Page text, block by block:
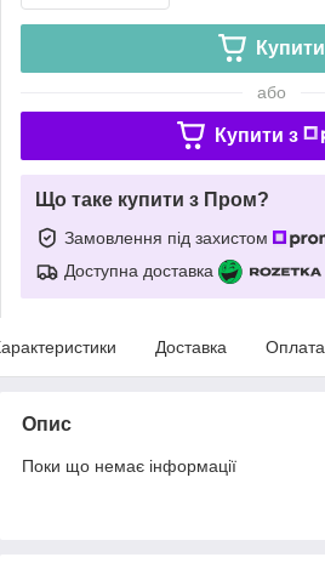
Купити
або
Купити з
Що таке купити з Пром?
Замовлення під захистом
Доступна доставка
Доставка Оплата
Опис
Поки що немає інформації